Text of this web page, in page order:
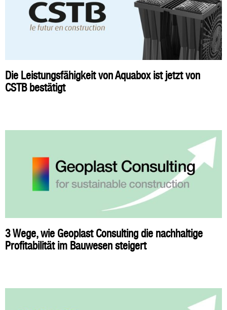
Die Leistungsfähigkeit von Aquabox ist jetzt von
CSTB bestätigt
3 Wege, wie Geoplast Consulting die nachhaltige
Profitabilität im Bauwesen steigert